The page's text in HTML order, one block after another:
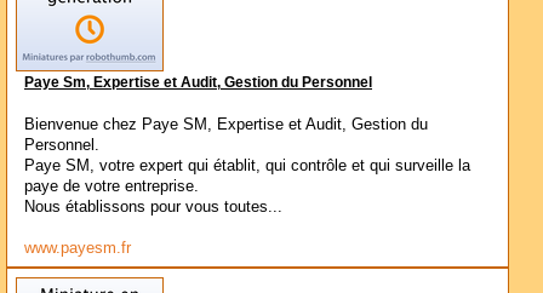
Paye Sm, Expertise et Audit, Gestion du Personnel
Bienvenue chez Paye SM, Expertise et Audit, Gestion du
Personnel.
Paye SM, votre expert qui établit, qui contrôle et qui surveille la
paye de votre entreprise.
Nous établissons pour vous toutes...
www.payesm.fr